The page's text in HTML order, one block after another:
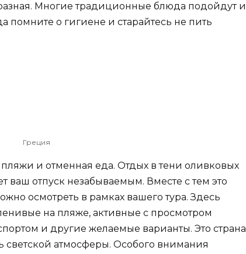
Многие традиционные блюда подойдут и
помните о гигиене и старайтесь не пить
Греция
и отменная еда. Отдых в тени оливковых
ваш отпуск незабываемым. Вместе с тем это
осмотреть в рамках вашего тура. Здесь
на пляже, активные с просмотром
и другие желаемые варианты. Это страна
светской атмосферы. Особого внимания